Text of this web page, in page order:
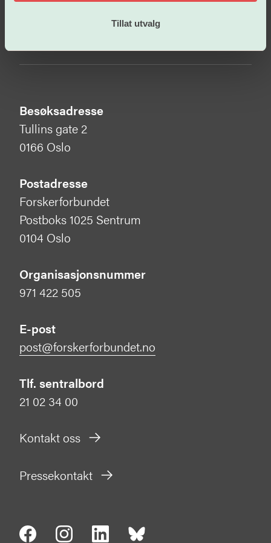
Tillat utvalg
Besøksadresse
Tullins gate 2
0166 Oslo
Postadresse
Forskerforbundet
Postboks 1025 Sentrum
0104 Oslo
Organisasjonsnummer
971 422 505
E-post
post@forskerforbundet.no
Tlf. sentralbord
21 02 34 00
Kontakt oss
Pressekontakt